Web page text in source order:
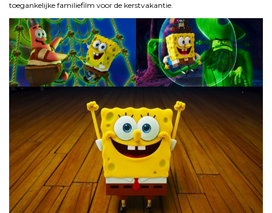
toegankelijke familiefilm voor de kerstvakantie.